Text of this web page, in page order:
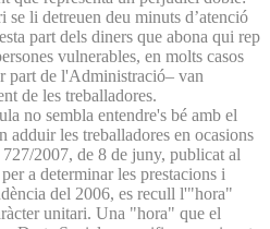
li detreuen deu minuts d’atenció
part dels diners que abona qui rep
vulnerables, en molts casos
part de l'Administració– van
de les treballadores.
no sembla entendre's bé amb el
adduir les treballadores en ocasions
2007, de 8 de juny, publicat al
a determinar les prestacions i
del 2006, es recull l'"hora"
unitari. Una "hora" que el